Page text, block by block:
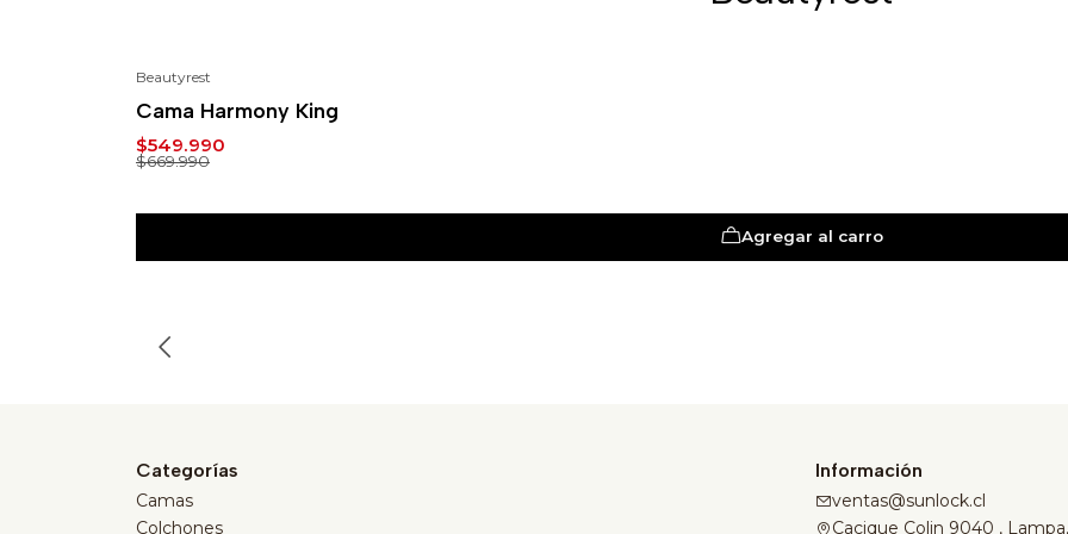
Beautyrest
Cama Harmony King
$549.990
$669.990
Agregar al carro
Categorías
Camas
Colchones
Información
ventas@sunlock.cl
Cacique Colin 9040 ,